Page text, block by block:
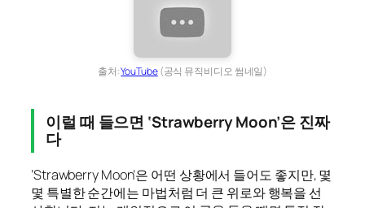
출처:YouTube(공식 뮤직비디오 썸네일)
이럴 때 들으면 ‘Strawberry Moon’은 진짜
다
‘Strawberry Moon’은 어떤 상황에서 들어도 좋지만, 몇
몇 특별한 순간에는 마법처럼 더 큰 위로와 행복을 선